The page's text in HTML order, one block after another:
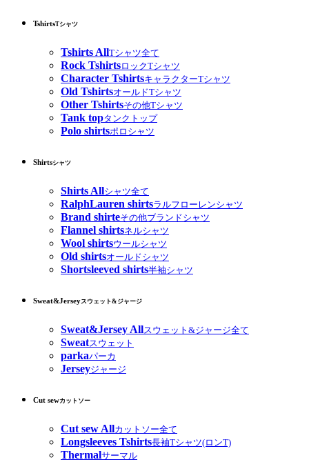
TshirtsTシャツ
Tshirts AllTシャツ全て
Rock TshirtsロックTシャツ
Character TshirtsキャラクターTシャツ
Old TshirtsオールドTシャツ
Other Tshirtsその他Tシャツ
Tank topタンクトップ
Polo shirtsポロシャツ
Shirtsシャツ
Shirts Allシャツ全て
RalphLauren shirtsラルフローレンシャツ
Brand shirteその他ブランドシャツ
Flannel shirtsネルシャツ
Wool shirtsウールシャツ
Old shirtsオールドシャツ
Shortsleeved shirts半袖シャツ
Sweat&Jerseyスウェット&ジャージ
Sweat&Jersey Allスウェット&ジャージ全て
Sweatスウェット
parkaパーカ
Jerseyジャージ
Cut sewカットソー
Cut sew Allカットソー全て
Longsleeves Tshirts長袖Tシャツ(ロンT)
Thermalサーマル